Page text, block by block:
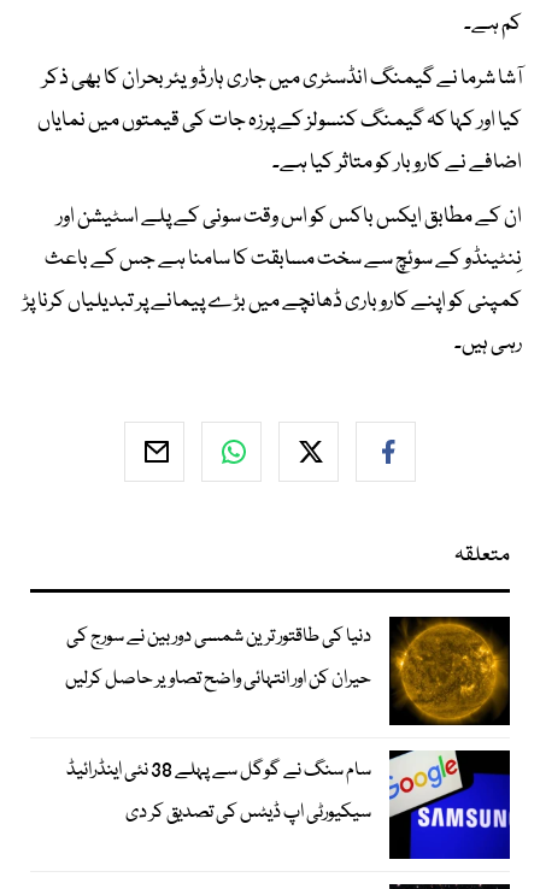
کم ہے۔
آشا شرما نے گیمنگ انڈسٹری میں جاری ہارڈویئر بحران کا بھی ذکر
کیا اور کہا کہ گیمنگ کنسولز کے پرزہ جات کی قیمتوں میں نمایاں
اضافے نے کاروبار کو متاثر کیا ہے۔
ان کے مطابق ایکس باکس کو اس وقت سونی کے پلے اسٹیشن اور
نِنٹینڈو کے سوئچ سے سخت مسابقت کا سامنا ہے جس کے باعث
کمپنی کو اپنے کاروباری ڈھانچے میں بڑے پیمانے پر تبدیلیاں کرنا پڑ
رہی ہیں۔
متعلقہ
دنیا کی طاقتور ترین شمسی دوربین نے سورج کی
حیران کن اور انتہائی واضح تصاویر حاصل کرلیں
سام سنگ نے گوگل سے پہلے 38 نئی اینڈرائیڈ
سیکیورٹی اپ ڈیٹس کی تصدیق کر دی